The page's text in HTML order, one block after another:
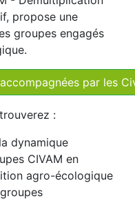
propose une
groupes engagés
par les
:
dynamique
CIVAM en
agro-écologique